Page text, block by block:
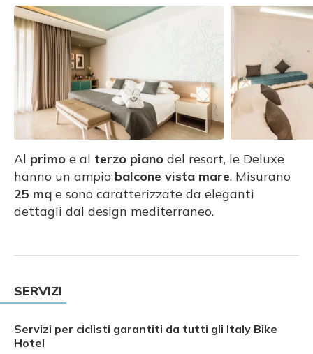
Al primo e al terzo piano del resort, le Deluxe
hanno un ampio balcone vista mare. Misurano
25 mq e sono caratterizzate da eleganti
dettagli dal design mediterraneo.
SERVIZI
Servizi per ciclisti garantiti da tutti gli Italy Bike
Hotel